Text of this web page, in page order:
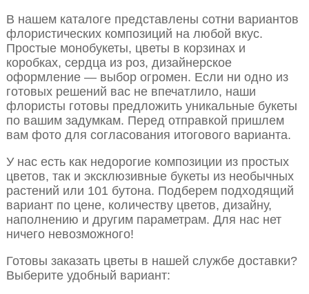
В нашем каталоге представлены сотни вариантов
флористических композиций на любой вкус.
Простые монобукеты, цветы в корзинах и
коробках, сердца из роз, дизайнерское
оформление — выбор огромен. Если ни одно из
готовых решений вас не впечатлило, наши
флористы готовы предложить уникальные букеты
по вашим задумкам. Перед отправкой пришлем
вам фото для согласования итогового варианта.
У нас есть как недорогие композиции из простых
цветов, так и эксклюзивные букеты из необычных
растений или 101 бутона. Подберем подходящий
вариант по цене, количеству цветов, дизайну,
наполнению и другим параметрам. Для нас нет
ничего невозможного!
Готовы заказать цветы в нашей службе доставки?
Выберите удобный вариант: